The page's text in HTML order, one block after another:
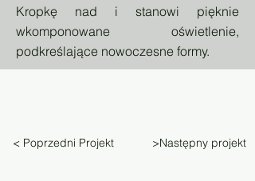
Kropkę nad i stanowi pięknie
wkomponowane oświetlenie,
podkreślające nowoczesne formy.
< Poprzedni Projekt >Następny projekt